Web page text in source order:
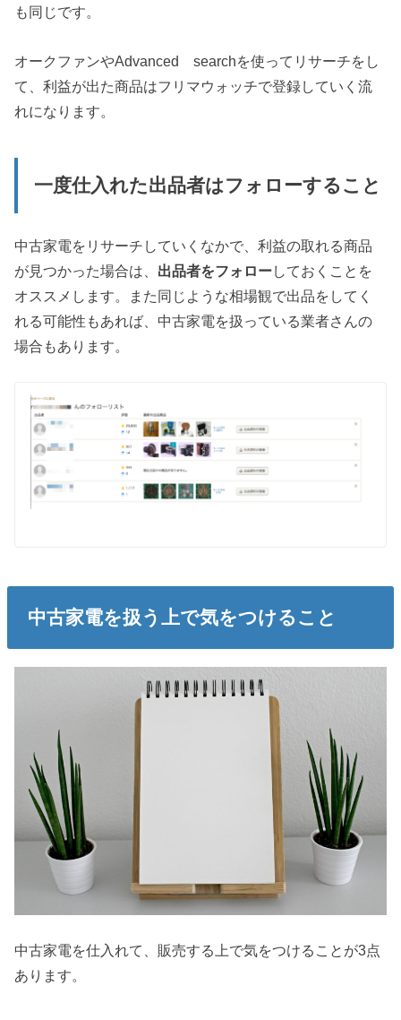
も同じです。
オークファンやAdvanced searchを使ってリサーチをし
て、利益が出た商品はフリマウォッチで登録していく流
れになります。
一度仕入れた出品者はフォローすること
中古家電をリサーチしていくなかで、利益の取れる商品
が見つかった場合は、 出品者をフォローしておくことを
オススメします。また同じような相場観で出品をしてく
れる可能性もあれば、中古家電を扱っている業者さんの
場合もあります。
中古家電を扱う上で気をつけること
中古家電を仕入れて、販売する上で気をつけることが3点
あります。